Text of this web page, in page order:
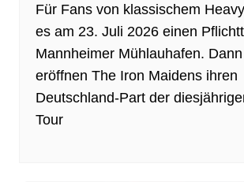
Für Fans von klassischem
es am 23. Juli 2026 einen
Mannheimer Mühlauhafen. Dann
eröffnen The Iron Maidens ihren
Deutschland-Part der
Tour